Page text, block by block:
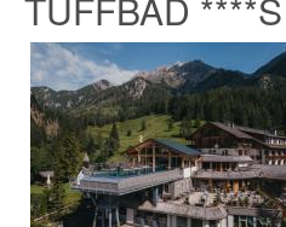
TUFFBAD ****S